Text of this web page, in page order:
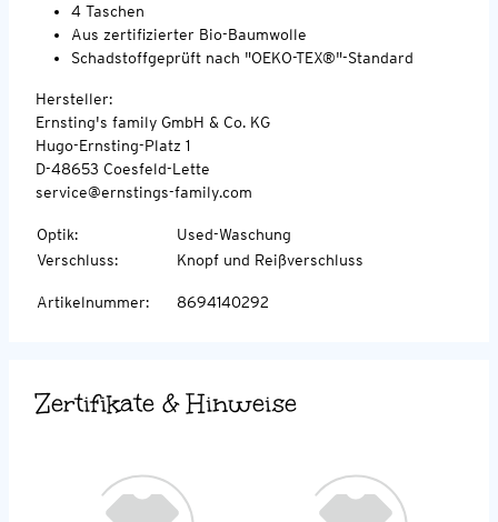
4 Taschen
Aus zertifizierter Bio-Baumwolle
Schadstoffgeprüft nach "OEKO-TEX®"-Standard
Hersteller:
Ernsting's family GmbH & Co. KG
Hugo-Ernsting-Platz 1
D-48653 Coesfeld-Lette
service@ernstings-family.com
Optik:
Used-Waschung
Verschluss: Knopf und Reißverschluss
Artikelnummer: 8694140292
Zertifikate & Hinweise